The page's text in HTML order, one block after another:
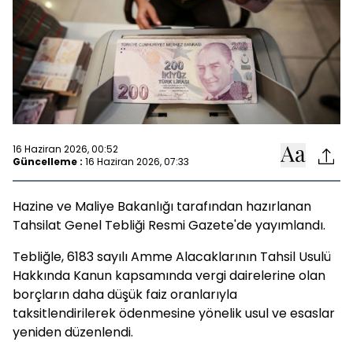
16 Haziran 2026, 00:52
Güncelleme : 16 Haziran 2026, 07:33
Hazine ve Maliye Bakanlığı tarafından hazırlanan
Tahsilat Genel Tebliği Resmi Gazete'de yayımlandı.
Tebliğle, 6183 sayılı Amme Alacaklarının Tahsil Usulü
Hakkında Kanun kapsamında vergi dairelerine olan
borçların daha düşük faiz oranlarıyla
taksitlendirilerek ödenmesine yönelik usul ve esaslar
yeniden düzenlendi.